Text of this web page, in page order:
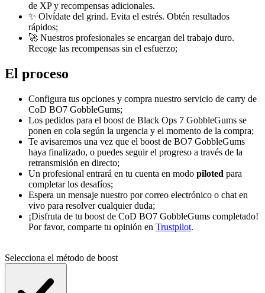
de XP y recompensas adicionales.
✨ Olvídate del grind. Evita el estrés. Obtén resultados
rápidos;
🚀 Nuestros profesionales se encargan del trabajo duro.
Recoge las recompensas sin el esfuerzo;
El proceso
Configura tus opciones y compra nuestro servicio de carry de
CoD BO7 GobbleGums;
Los pedidos para el boost de Black Ops 7 GobbleGums se
ponen en cola según la urgencia y el momento de la compra;
Te avisaremos una vez que el boost de BO7 GobbleGums
haya finalizado, o puedes seguir el progreso a través de la
retransmisión en directo;
Un profesional entrará en tu cuenta en modo piloted para
completar los desafíos;
Espera un mensaje nuestro por correo electrónico o chat en
vivo para resolver cualquier duda;
¡Disfruta de tu boost de CoD BO7 GobbleGums completado!
Por favor, comparte tu opinión en Trustpilot.
Selecciona el método de boost